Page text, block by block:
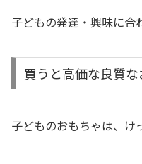
子どもの発達・興味に合
買うと高価な良質
子どものおもちゃは、け